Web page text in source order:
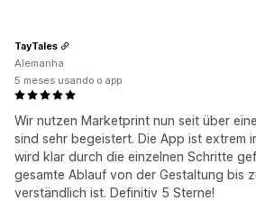
Wir nutzen Marketprint nun seit über
sind sehr begeistert. Die App ist extrem
wird klar durch die einzelnen Schritte
gesamte Ablauf von der Gestaltung bis
verständlich ist. Definitiv 5 Sterne!
TayTales
Alemanha
5 meses usando o app